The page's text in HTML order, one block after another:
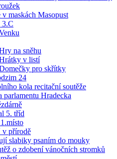
maskách Masopust
3.C
na sněhu
v listí
pro skřítky
24
kola recitační soutěže
parlamentu Hradecka
5. tříd
v přírodě
slabiky psaním do mouky
o zdobení vánočních stromků